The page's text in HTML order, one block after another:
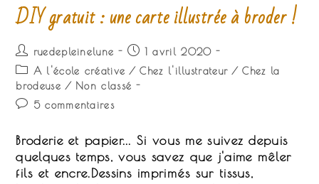
DIY gratuit : une carte illustrée à broder !
Auteur/autrice
de
la
ruedepleinelune
Publication
publiée :
1 avril 2020
Post
category:
A l'école créative / Chez l'illustrateur / Chez la
brodeuse / Non classé
Commentaires
la
publication :
5 commentaires
Broderie et papier... Si vous me suivez depuis
quelques temps, vous savez que j'aime mêler
fils et encre.Dessins imprimés sur tissus,